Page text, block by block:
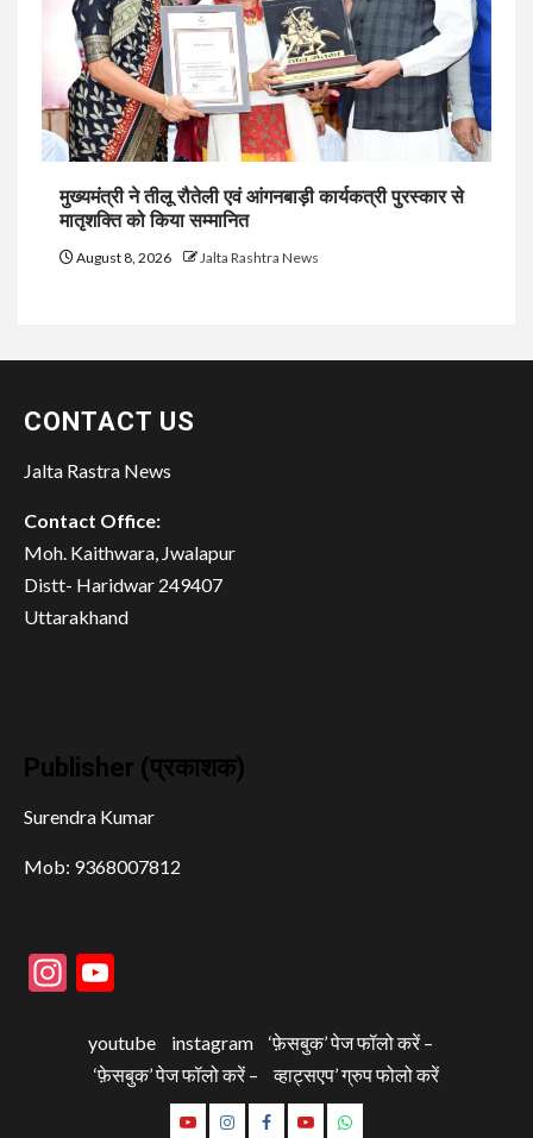
मुख्यमंत्री ने तीलू रौतेली एवं आंगनबाड़ी कार्यकत्री पुरस्कार से
मातृशक्ति को किया सम्मानित
August 8, 2026 Jalta Rashtra News
CONTACT US
Jalta Rastra News
Contact Office:
Moh. Kaithwara, Jwalapur
Distt- Haridwar 249407
Uttarakhand
Publisher (प्रकाशक)
Surendra Kumar
Mob: 9368007812
Instagram
youtube instagram
‘फ़ेसबुक’ पेज फॉलो करें –
‘फ़ेसबुक’ पेज फॉलो करें –
व्हाट्सएप’ ग्रुप फोलो करें
youtubeinstagram
‘फ़ेसबुक’‘फ़ेसबुक’व्हाट्सएप’